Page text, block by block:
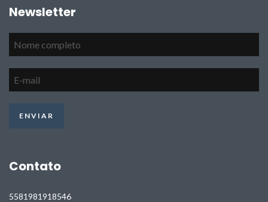
Newsletter
Contato
5581981918546